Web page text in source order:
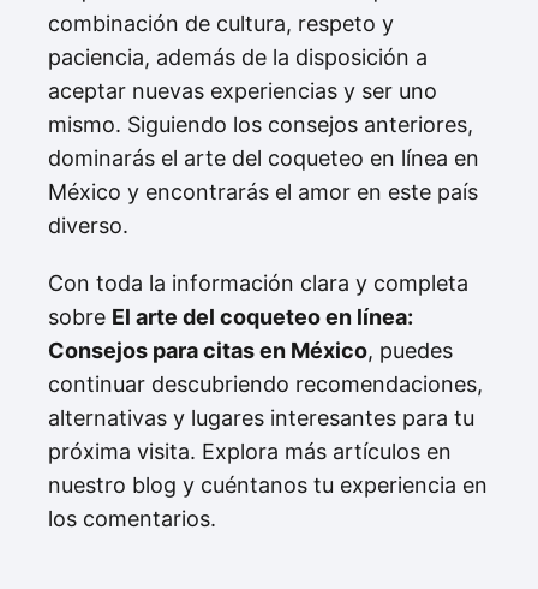
combinación de cultura, respeto y
paciencia, además de la disposición a
aceptar nuevas experiencias y ser uno
mismo. Siguiendo los consejos anteriores,
dominarás el arte del coqueteo en línea en
México y encontrarás el amor en este país
diverso.
Con toda la información clara y completa
sobre El arte del coqueteo en línea:
Consejos para citas en México, puedes
continuar descubriendo recomendaciones,
alternativas y lugares interesantes para tu
próxima visita. Explora más artículos en
nuestro blog y cuéntanos tu experiencia en
los comentarios.